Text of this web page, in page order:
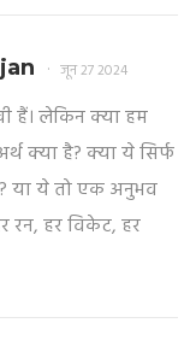
जून 27 2024
हैं। लेकिन क्या हम
क्या है? क्या ये सिर्फ
या ये तो एक अनुभव
हर विकेट, हर